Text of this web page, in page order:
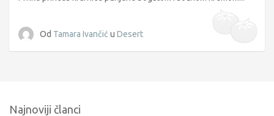
Od Tamara Ivančić u Desert
Najnoviji članci